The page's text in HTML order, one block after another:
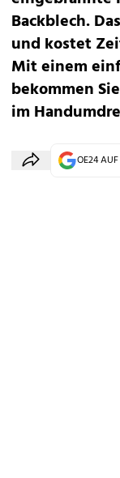
Backblech.
und kostet
Mit einem
bekommen
im
OE24